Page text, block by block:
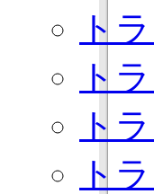
ト
ト
ト
ト